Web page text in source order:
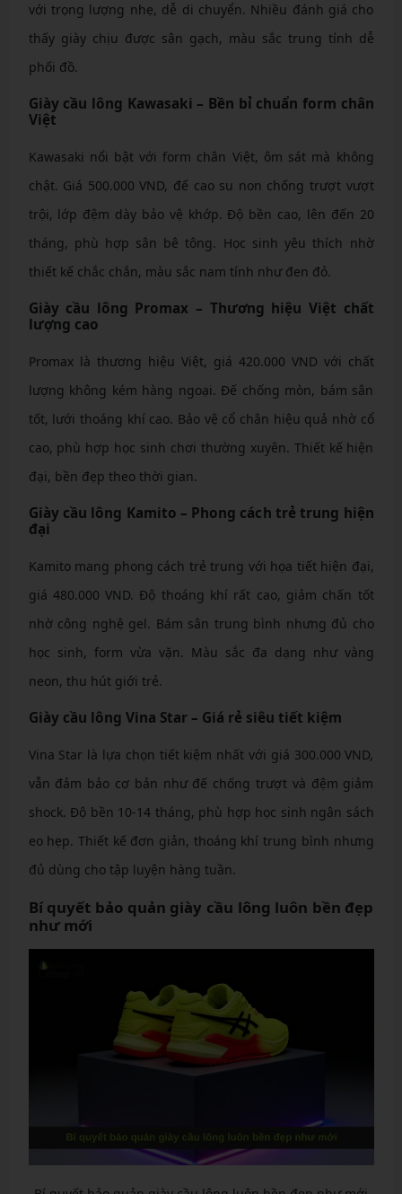
với trọng lượng nhẹ, dễ di chuyển. Nhiều đánh giá cho
thấy giày chịu được sân gạch, màu sắc trung tính dễ
phối đồ.
Giày cầu lông Kawasaki – Bền bỉ chuẩn form chân
Việt
Kawasaki nổi bật với form chân Việt, ôm sát mà không
chật. Giá 500.000 VND, đế cao su non chống trượt vượt
trội, lớp đệm dày bảo vệ khớp. Độ bền cao, lên đến 20
tháng, phù hợp sân bê tông. Học sinh yêu thích nhờ
thiết kế chắc chắn, màu sắc nam tính như đen đỏ.
Giày cầu lông Promax – Thương hiệu Việt chất
lượng cao
Promax là thương hiệu Việt, giá 420.000 VND với chất
lượng không kém hàng ngoại. Đế chống mòn, bám sân
tốt, lưới thoáng khí cao. Bảo vệ cổ chân hiệu quả nhờ cổ
cao, phù hợp học sinh chơi thường xuyên. Thiết kế hiện
đại, bền đẹp theo thời gian.
Giày cầu lông Kamito – Phong cách trẻ trung hiện
đại
Kamito mang phong cách trẻ trung với họa tiết hiện đại,
giá 480.000 VND. Độ thoáng khí rất cao, giảm chấn tốt
nhờ công nghệ gel. Bám sân trung bình nhưng đủ cho
học sinh, form vừa vặn. Màu sắc đa dạng như vàng
neon, thu hút giới trẻ.
Giày cầu lông Vina Star – Giá rẻ siêu tiết kiệm
Vina Star là lựa chọn tiết kiệm nhất với giá 300.000 VND,
vẫn đảm bảo cơ bản như đế chống trượt và đệm giảm
shock. Độ bền 10-14 tháng, phù hợp học sinh ngân sách
eo hẹp. Thiết kế đơn giản, thoáng khí trung bình nhưng
đủ dùng cho tập luyện hàng tuần.
Bí quyết bảo quản giày cầu lông luôn bền đẹp
như mới